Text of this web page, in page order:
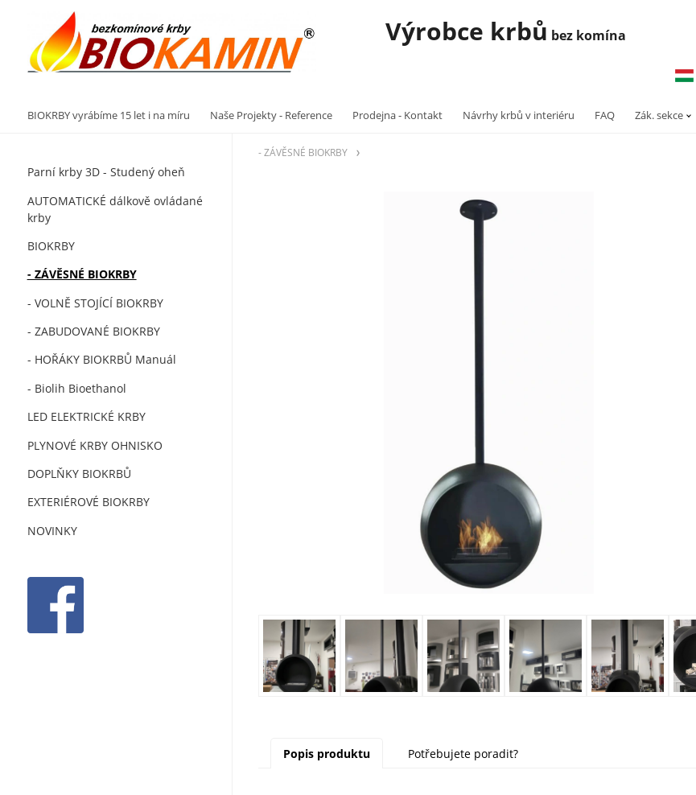
Výrobce krbů bez komína
BIOKRBY vyrábíme 15 let i na míru Naše Projekty - Reference Prodejna - Kontakt Návrhy krbů v interiéru FAQ Zák. sekce
Parní krby 3D - Studený oheň
AUTOMATICKÉ dálkově ovládané
krby
BIOKRBY
- ZÁVĚSNÉ BIOKRBY
- VOLNĚ STOJÍCÍ BIOKRBY
- ZABUDOVANÉ BIOKRBY
- HOŘÁKY BIOKRBŮ Manuál
- Biolih Bioethanol
LED ELEKTRICKÉ KRBY
PLYNOVÉ KRBY OHNISKO
DOPLŇKY BIOKRBŮ
EXTERIÉROVÉ BIOKRBY
NOVINKY
- ZÁVĚSNÉ BIOKRBY
Popis produktu Potřebujete poradit?